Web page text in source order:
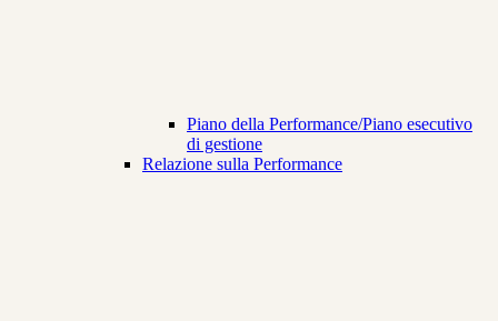
Piano della Performance/Piano esecutivo
di gestione
Relazione sulla Performance